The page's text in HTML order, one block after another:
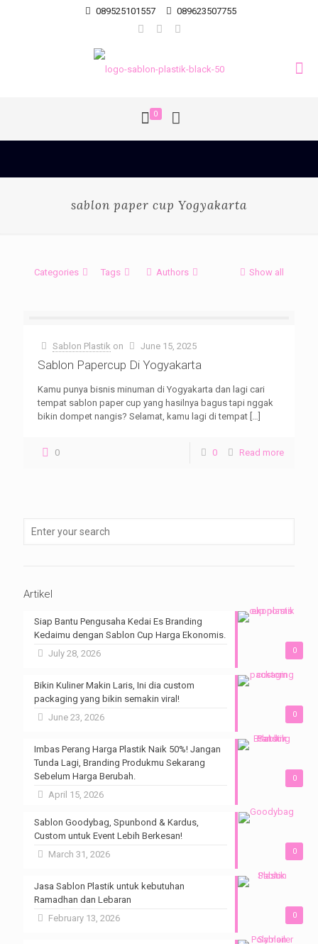
089525101557 089623507755
0
sablon paper cup Yogyakarta
Categories Tags Authors Show all
Sablon Plastik on June 15, 2025
Sablon Papercup Di Yogyakarta
Kamu punya bisnis minuman di Yogyakarta dan lagi cari
tempat sablon paper cup yang hasilnya bagus tapi nggak
bikin dompet nangis? Selamat, kamu lagi di tempat […]
0 0 Read more
Artikel
0
Siap Bantu Pengusaha Kedai Es Branding
Kedaimu dengan Sablon Cup Harga Ekonomis.
July 28, 2026
0
Bikin Kuliner Makin Laris, Ini dia custom
packaging yang bikin semakin viral!
June 23, 2026
0
Imbas Perang Harga Plastik Naik 50%! Jangan
Tunda Lagi, Branding Produkmu Sekarang
Sebelum Harga Berubah.
April 15, 2026
0
Sablon Goodybag, Spunbond & Kardus,
Custom untuk Event Lebih Berkesan!
March 31, 2026
0
Jasa Sablon Plastik untuk kebutuhan
Ramadhan dan Lebaran
February 13, 2026